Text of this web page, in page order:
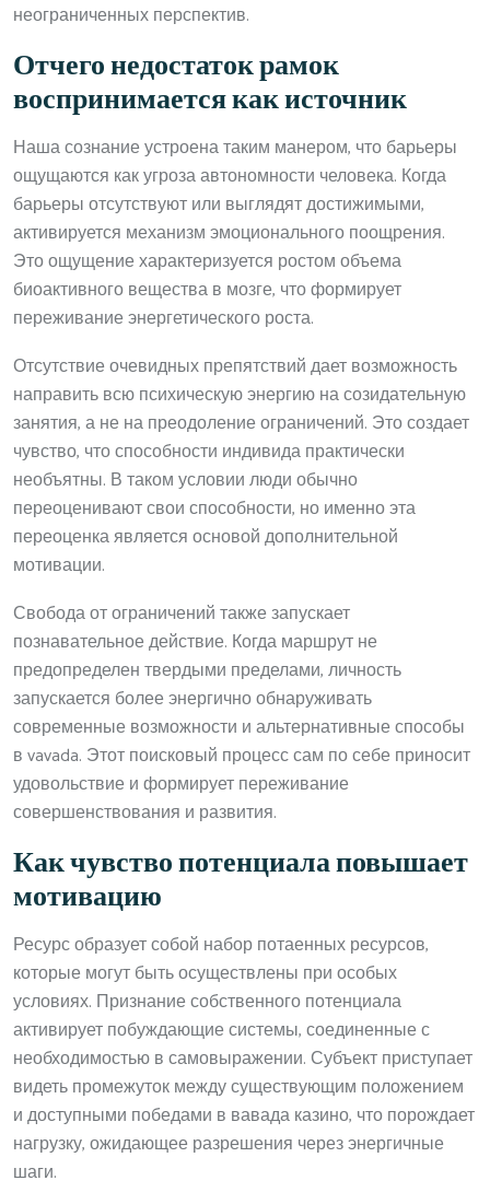
неограниченных перспектив.
Отчего недостаток рамок
воспринимается как источник
Наша сознание устроена таким манером, что барьеры
ощущаются как угроза автономности человека. Когда
барьеры отсутствуют или выглядят достижимыми,
активируется механизм эмоционального поощрения.
Это ощущение характеризуется ростом объема
биоактивного вещества в мозге, что формирует
переживание энергетического роста.
Отсутствие очевидных препятствий дает возможность
направить всю психическую энергию на созидательную
занятия, а не на преодоление ограничений. Это создает
чувство, что способности индивида практически
необъятны. В таком условии люди обычно
переоценивают свои способности, но именно эта
переоценка является основой дополнительной
мотивации.
Свобода от ограничений также запускает
познавательное действие. Когда маршрут не
предопределен твердыми пределами, личность
запускается более энергично обнаруживать
современные возможности и альтернативные способы
в vavada. Этот поисковый процесс сам по себе приносит
удовольствие и формирует переживание
совершенствования и развития.
Как чувство потенциала повышает
мотивацию
Ресурс образует собой набор потаенных ресурсов,
которые могут быть осуществлены при особых
условиях. Признание собственного потенциала
активирует побуждающие системы, соединенные с
необходимостью в самовыражении. Субъект приступает
видеть промежуток между существующим положением
и доступными победами в вавада казино, что порождает
нагрузку, ожидающее разрешения через энергичные
шаги.